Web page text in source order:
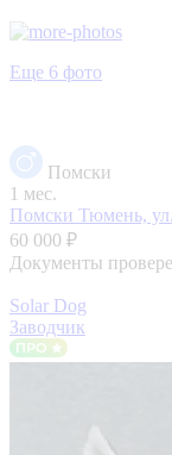
Еще 6 фото
Помски
1 мес.
Помски Тюмень,
60 000 ₽
Документы
Solar Dog
Заводчик